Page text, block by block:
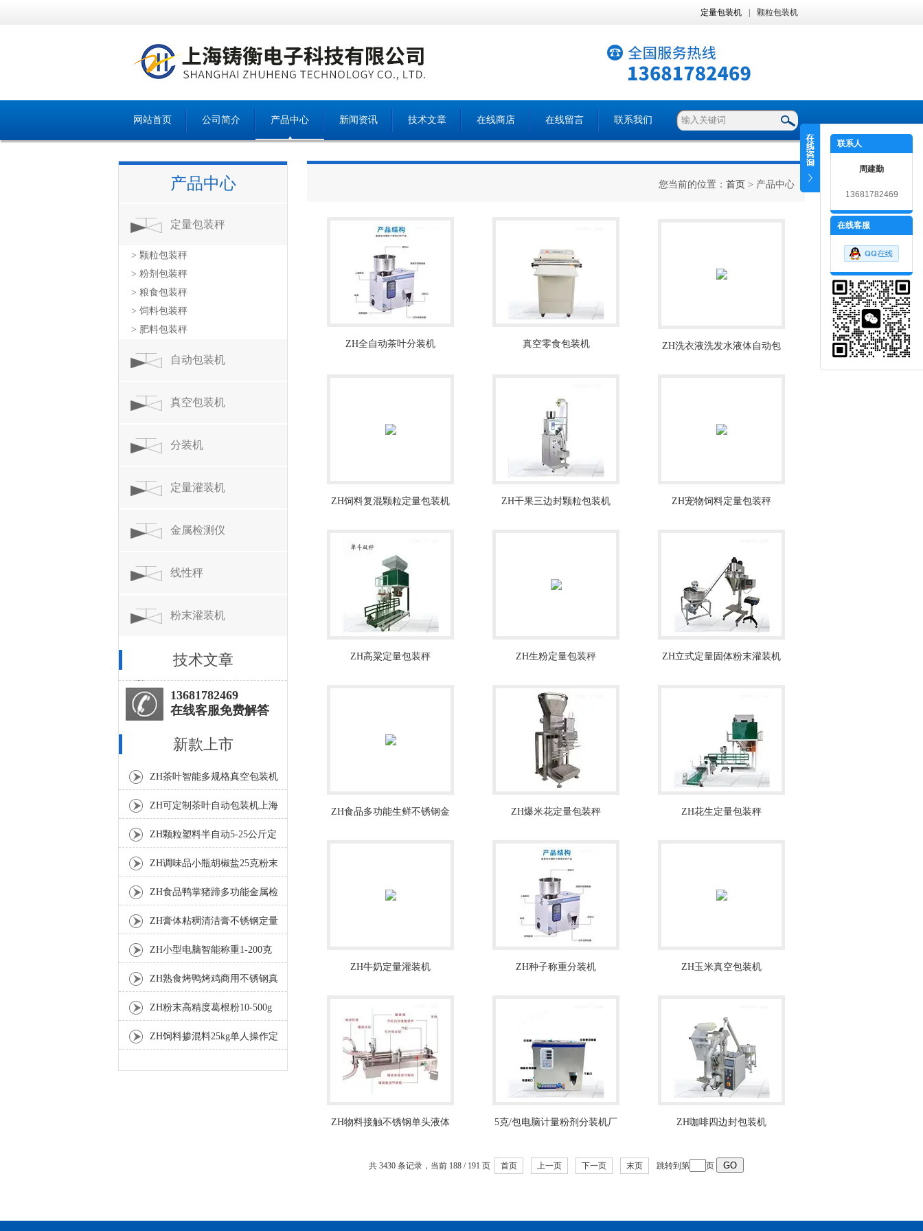
定量包装机 颗粒包装机
网站首页 公司简介 产品中心 新闻资讯 技术文章 在线商店 在线留言 联系我们
产品中心
定量包装秤
> 颗粒包装秤
> 粉剂包装秤
> 粮食包装秤
> 饲料包装秤
> 肥料包装秤
自动包装机
真空包装机
分装机
定量灌装机
金属检测仪
线性秤
粉末灌装机
技术文章
13681782469
在线客服免费解答
新款上市
ZH茶叶智能多规格真空包装机
上海厂家
ZH可定制茶叶自动包装机上海
厂家
ZH颗粒塑料半自动5-25公斤定
量包装机
ZH调味品小瓶胡椒盐25克粉末
灌装机
ZH食品鸭掌猪蹄多功能金属检
测机
ZH膏体粘稠清洁膏不锈钢定量
灌装机厂家
ZH小型电脑智能称重1-200克
分装机
ZH熟食烤鸭烤鸡商用不锈钢真
空包装机
ZH粉末高精度葛根粉10-500g
自动包装机
ZH饲料掺混料25kg单人操作定
您当前的位置： 首页 > 产品中心
ZH全自动茶叶分装机 真空零食包装机
ZH洗衣液洗发水液体自动包
ZH饲料复混颗粒定量包装机
ZH干果三边封颗粒包装机 ZH宠物饲料定量包装秤
ZH高粱定量包装秤 ZH生粉定量包装秤
ZH立式定量固体粉末灌装机
ZH食品多功能生鲜不锈钢金
ZH爆米花定量包装秤 ZH花生定量包装秤
ZH牛奶定量灌装机 ZH种子称重分装机 ZH玉米真空包装机
ZH物料接触不锈钢单头液体
5克/包电脑计量粉剂分装机厂
ZH咖啡四边封包装机
共 3430 条记录，当前 188 / 191 页 首页 上一页 下一页 末页 跳转到第 页
联系人
周建勤
13681782469
在线客服